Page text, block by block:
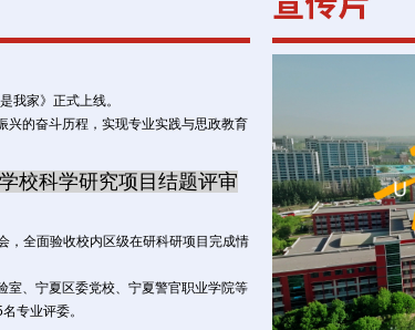
我家》正式上线。
的奋斗历程，实现专业实践与思政教育
校科学研究项目结题评审
全面验收校内区级在研科研项目完成情
、宁夏区委党校、宁夏警官职业学院等
专业评委。